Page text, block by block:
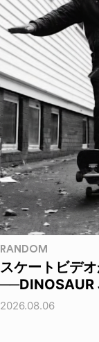
RANDOM
スケートビデ
──DINOSAUR
2026.08.06